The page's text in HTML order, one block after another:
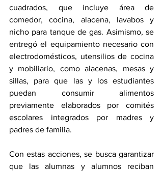
cuadrados, que incluye área de
comedor, cocina, alacena, lavabos y
nicho para tanque de gas. Asimismo, se
entregó el equipamiento necesario con
electrodomésticos, utensilios de cocina
y mobiliario, como alacenas, mesas y
sillas, para que las y los estudiantes
puedan consumir alimentos
previamente elaborados por comités
escolares integrados por madres y
padres de familia.
Con estas acciones, se busca garantizar
que las alumnas y alumnos reciban